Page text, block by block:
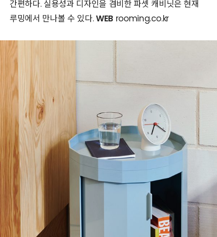
간편하다. 실용성과 디자인을 겸비한 파셋 캐비닛은 현재
루밍에서 만나볼 수 있다.WEB rooming.co.kr